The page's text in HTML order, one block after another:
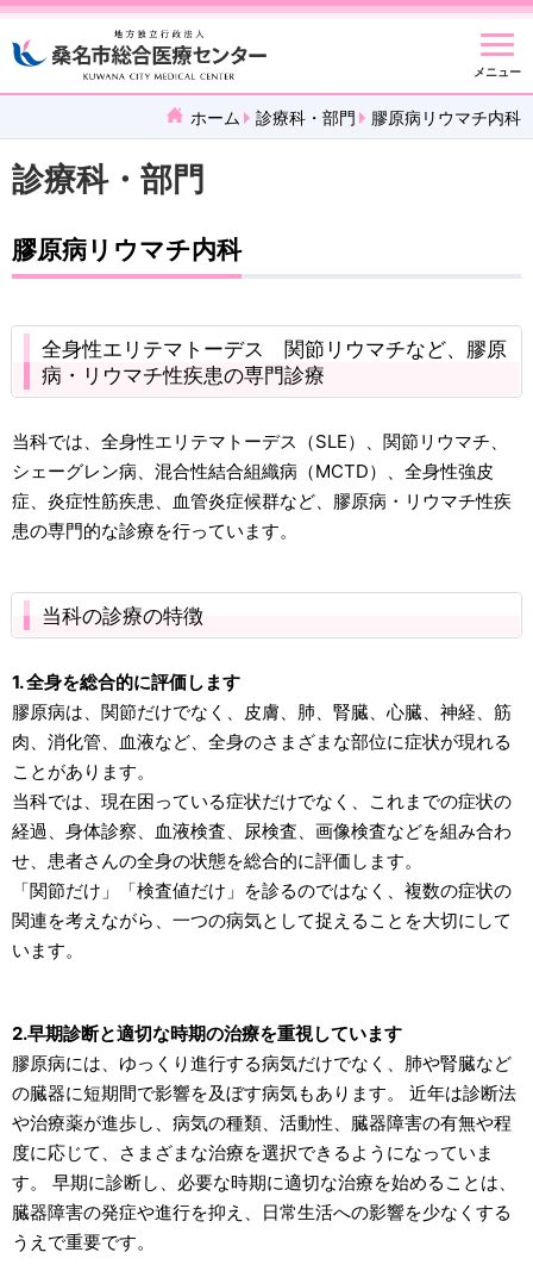
メニュー
ホーム 診療科・部門 膠原病リウマチ内科
診療科・部門
膠原病リウマチ内科
全身性エリテマトーデス 関節リウマチなど、膠原
病・リウマチ性疾患の専門診療
当科では、全身性エリテマトーデス（SLE）、関節リウマチ、
シェーグレン病、混合性結合組織病（MCTD）、全身性強皮
症、炎症性筋疾患、血管炎症候群など、膠原病・リウマチ性疾
患の専門的な診療を行っています。
当科の診療の特徴
1. 全身を総合的に評価します
膠原病は、関節だけでなく、皮膚、肺、腎臓、心臓、神経、筋
肉、消化管、血液など、全身のさまざまな部位に症状が現れる
ことがあります。
当科では、現在困っている症状だけでなく、これまでの症状の
経過、身体診察、血液検査、尿検査、画像検査などを組み合わ
せ、患者さんの全身の状態を総合的に評価します。
「関節だけ」「検査値だけ」を診るのではなく、複数の症状の
関連を考えながら、一つの病気として捉えることを大切にして
います。
2.早期診断と適切な時期の治療を重視しています
膠原病には、ゆっくり進行する病気だけでなく、肺や腎臓など
の臓器に短期間で影響を及ぼす病気もあります。 近年は診断法
や治療薬が進歩し、病気の種類、活動性、臓器障害の有無や程
度に応じて、さまざまな治療を選択できるようになっていま
す。 早期に診断し、必要な時期に適切な治療を始めることは、
臓器障害の発症や進行を抑え、日常生活への影響を少なくする
うえで重要です。